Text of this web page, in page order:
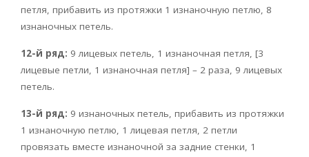
петля, прибавить из протяжки 1 изнаночную петлю, 8
изнаночных петель.
12-й ряд: 9 лицевых петель, 1 изнаночная петля, [3
лицевые петли, 1 изнаночная петля] – 2 раза, 9 лицевых
петель.
13-й ряд: 9 изнаночных петель, прибавить из протяжки
1 изнаночную петлю, 1 лицевая петля, 2 петли
провязать вместе изнаночной за задние стенки, 1